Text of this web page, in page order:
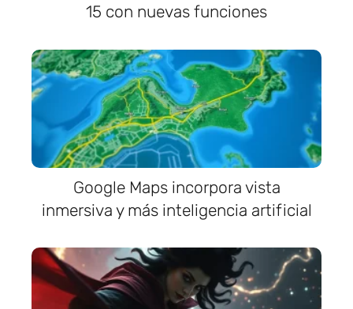
15 con nuevas funciones
Google Maps incorpora vista
inmersiva y más inteligencia artificial